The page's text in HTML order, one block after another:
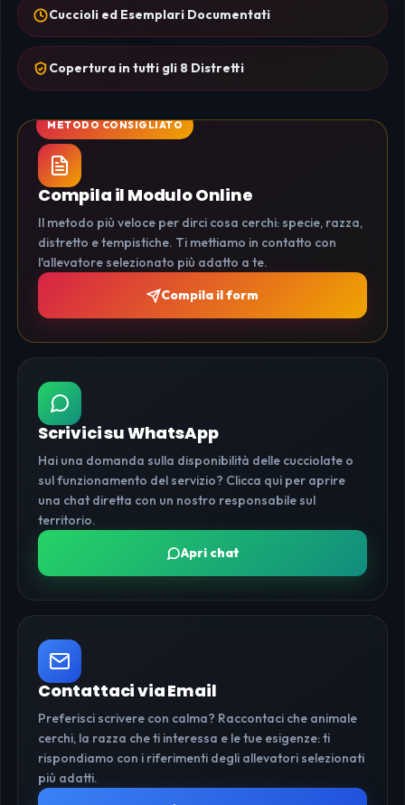
Cuccioli ed Esemplari Documentati
Copertura in tutti gli 8 Distretti
Compila il Modulo Online
Il metodo più veloce per dirci cosa cerchi: specie, razza,
distretto e tempistiche. Ti mettiamo in contatto con
l'allevatore selezionato più adatto a te.
Compila il form
Scrivici su WhatsApp
Hai una domanda sulla disponibilità delle cucciolate o
sul funzionamento del servizio? Clicca qui per aprire
una chat diretta con un nostro responsabile sul
territorio.
Apri chat
Contattaci via Email
Preferisci scrivere con calma? Raccontaci che animale
cerchi, la razza che ti interessa e le tue esigenze: ti
rispondiamo con i riferimenti degli allevatori selezionati
più adatti.